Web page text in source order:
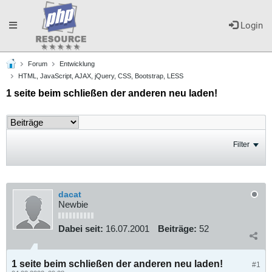
Login
Toggle
navigation
Forum
Entwicklung
HTML, JavaScript, AJAX, jQuery, CSS, Bootstrap, LESS
1 seite beim schließen der anderen neu laden!
Filter
dacat
Newbie
Dabei seit: 16.07.2001 Beiträge: 52
#1
1 seite beim schließen der anderen neu laden!